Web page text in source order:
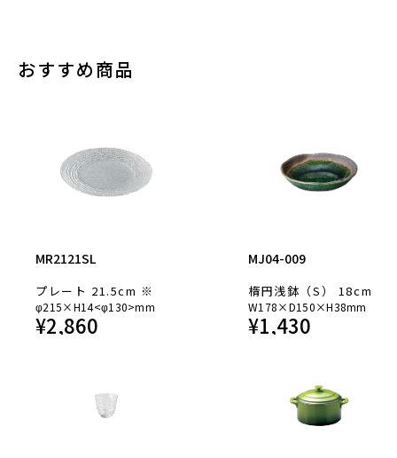
おすすめ商品
MR2121SL
プレート 21.5cm ※
φ215×H14<φ130>mm
¥2,860
MJ04-009
楕円浅鉢（S） 18cm
W178×D150×H38mm
¥1,430